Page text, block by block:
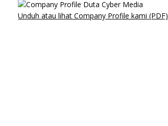
Unduh atau lihat Company Profile kami (PDF)